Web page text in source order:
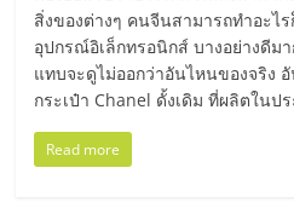
ไทย,
SMEs,
แฟ
สิ่งของต่างๆ คนจีนสามารถทำอะไ
อุปกรณ์อิเล็กทรอนิกส์ บางอย่างดีม
แทบจะดูไม่ออกว่าอันไหนของจริง
กระเป๋า Chanel ดั้งเดิม ที่ผลิตในป
Read more